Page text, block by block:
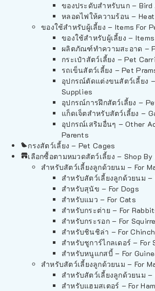
ของประดับสำหรับนก – Bird
หลอดไฟให้ความร้อน –
ของใช้สำหรับผู้เลี้ยง – Items For
ของใช้สำหรับผู้เลี้ยง –
ผลิตภัณฑ์ทำความสะอาด –
กระเป๋าสัตว์เลี้ยง – Pet
รถเข็นสัตว์เลี้ยง – Pet
อุปกรณ์ตัดแต่งขนสัตว์เลี้ยง
Supplies
อุปกรณ์การฝึกสัตว์เลี้ยง –
แก็ดเจ็ตสำหรับสัตว์เลี้ยง –
อุปกรณ์เสริมอื่นๆ – Other
Parents
กรงสัตว์เลี้ยง – Pet Cages
เลือกซื้อตามหมวดสัตว์เลี้ยง – Shop By
สำหรับสัตว์เลี้ยงลูกด้วยนม – For
สำหรับสัตว์เลี้ยงลูกด้วยนม –
สำหรับสุนัข – For Dogs
สำหรับแมว – For Cats
สำหรับกระต่าย – For
สำหรับกระรอก – For
สำหรับชินชิล่า – For
สำหรับชูการ์ไกลเดอร์ – For
สำหรับหนูแกสบี้ – For
สำหรับสัตว์เลี้ยงลูกด้วยนม – For
สำหรับสัตว์เลี้ยงลูกด้วยนม –
สำหรับแฮมสเตอร์ – For